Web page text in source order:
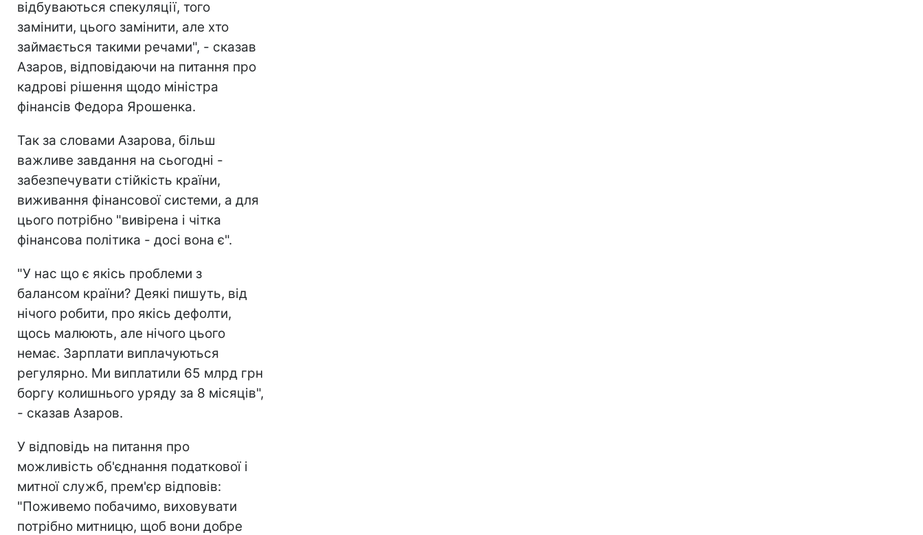
відбуваються спекуляції, того
замінити, цього замінити, але хто
займається такими речами", - сказав
Азаров, відповідаючи на питання про
кадрові рішення щодо міністра
фінансів Федора Ярошенка.
Так за словами Азарова, більш
важливе завдання на сьогодні -
забезпечувати стійкість країни,
виживання фінансової системи, а для
цього потрібно "вивірена і чітка
фінансова політика - досі вона є".
"У нас що є якісь проблеми з
балансом країни? Деякі пишуть, від
нічого робити, про якісь дефолти,
щось малюють, але нічого цього
немає. Зарплати виплачуються
регулярно. Ми виплатили 65 млрд грн
боргу колишнього уряду за 8 місяців",
- сказав Азаров.
У відповідь на питання про
можливість об'єднання податкової і
митної служб, прем'єр відповів:
"Поживемо побачимо, виховувати
потрібно митницю, щоб вони добре